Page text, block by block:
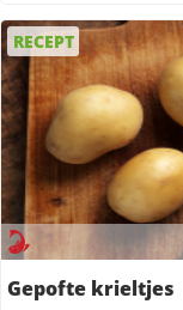
RECEPT
Gepofte krieltjes